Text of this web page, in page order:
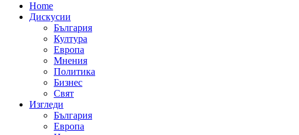
Home
Дискусии
България
Култура
Европа
Мнения
Политика
Бизнес
Свят
Изгледи
България
Европа